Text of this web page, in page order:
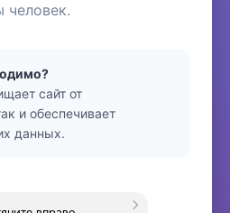
человек.
сайт от
и обеспечивает
данных.